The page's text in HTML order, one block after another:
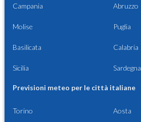
Campania Abruzzo
Molise Puglia
Basilicata Calabria
Sicilia Sardegna
Previsioni meteo per le città italiane
Torino Aosta